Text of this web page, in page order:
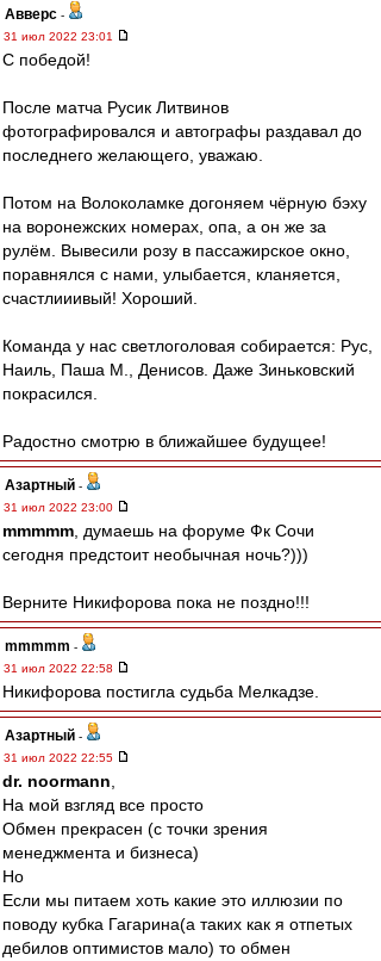
Авверс -
31 июл 2022 23:01
С победой!
После матча Русик Литвинов
фотографировался и автографы раздавал до
последнего желающего, уважаю.
Потом на Волоколамке догоняем чёрную бэху
на воронежских номерах, опа, а он же за
рулём. Вывесили розу в пассажирское окно,
поравнялся с нами, улыбается, кланяется,
счастлииивый! Хороший.
Команда у нас светлоголовая собирается: Рус,
Наиль, Паша М., Денисов. Даже Зиньковский
покрасился.
Радостно смотрю в ближайшее будущее!
Азартный -
31 июл 2022 23:00
mmmmm , думаешь на форуме Фк Сочи
сегодня предстоит необычная ночь?)))
Верните Никифорова пока не поздно!!!
mmmmm -
31 июл 2022 22:58
Никифорова постигла судьба Мелкадзе.
Азартный -
31 июл 2022 22:55
dr. noormann
На мой взгляд все просто
Обмен прекрасен (с точки зрения
менеджмента и бизнеса)
Но
Если мы питаем хоть какие это иллюзии по
поводу кубка Гагарина(а таких как я отпетых
дебилов оптимистов мало) то обмен